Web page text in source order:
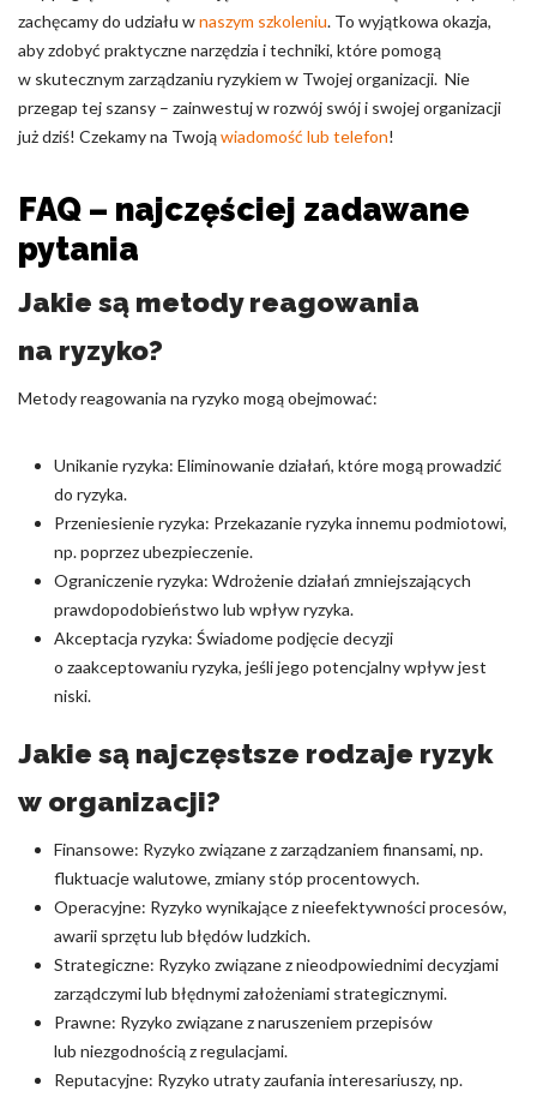
zachęcamy do udziału wnaszym szkoleniu. To wyjątkowa okazja,
aby zdobyć praktyczne narzędzia i techniki, które pomogą
w skutecznym zarządzaniu ryzykiem w Twojej organizacji. Nie
przegap tej szansy – zainwestuj w rozwój swój i swojej organizacji
już dziś! Czekamy na Twojąwiadomość lub telefon!
FAQ – najczęściej zadawane
pytania
Jakie są metody reagowania
na ryzyko?
Metody reagowania na ryzyko mogą obejmować:
Unikanie ryzyka: Eliminowanie działań, które mogą prowadzić
do ryzyka.
Przeniesienie ryzyka: Przekazanie ryzyka innemu podmiotowi,
np. poprzez ubezpieczenie.
Ograniczenie ryzyka: Wdrożenie działań zmniejszających
prawdopodobieństwo lub wpływ ryzyka.
Akceptacja ryzyka: Świadome podjęcie decyzji
o zaakceptowaniu ryzyka, jeśli jego potencjalny wpływ jest
niski.
Jakie są najczęstsze rodzaje ryzyk
w organizacji?
Finansowe: Ryzyko związane z zarządzaniem finansami, np.
fluktuacje walutowe, zmiany stóp procentowych.
Operacyjne: Ryzyko wynikające z nieefektywności procesów,
awarii sprzętu lub błędów ludzkich.
Strategiczne: Ryzyko związane z nieodpowiednimi decyzjami
zarządczymi lub błędnymi założeniami strategicznymi.
Prawne: Ryzyko związane z naruszeniem przepisów
lub niezgodnością z regulacjami.
Reputacyjne: Ryzyko utraty zaufania interesariuszy, np.